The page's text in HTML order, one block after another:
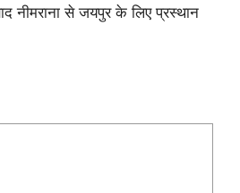
नीमराना से जयपुर के लिए प्रस्थान